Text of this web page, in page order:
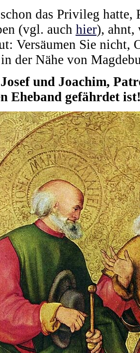
das Privileg hatte,
(vgl. auch hier), ahnt,
Versäumen Sie nicht,
der Nähe von
und Joachim,
Eheband gefährdet